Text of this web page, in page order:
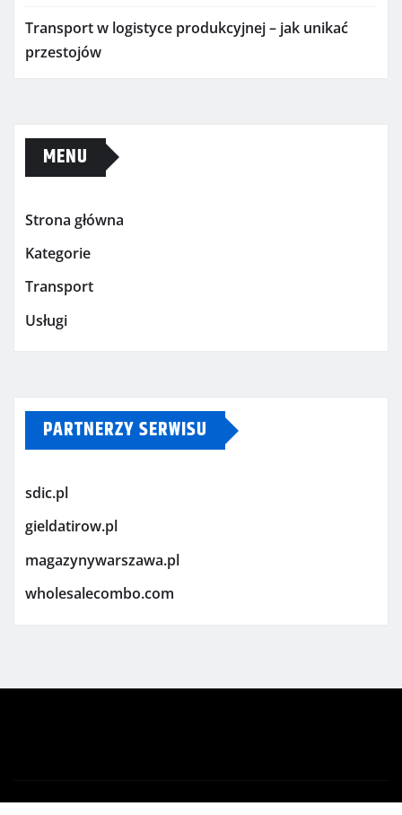
Transport w logistyce produkcyjnej – jak unikać
przestojów
MENU
Strona główna
Kategorie
Transport
Usługi
PARTNERZY SERWISU
sdic.pl
gieldatirow.pl
magazynywarszawa.pl
wholesalecombo.com